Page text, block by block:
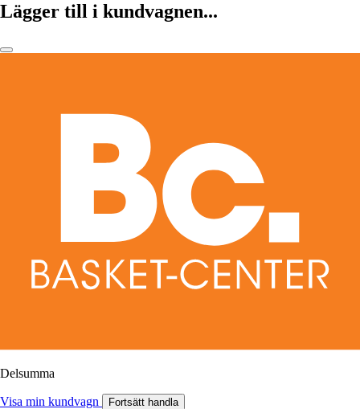
Lägger till i kundvagnen...
Delsumma
Visa min kundvagn Fortsätt handla